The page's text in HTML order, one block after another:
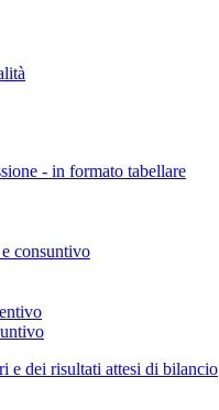
- in formato tabellare
consuntivo
e dei risultati attesi di bilancio